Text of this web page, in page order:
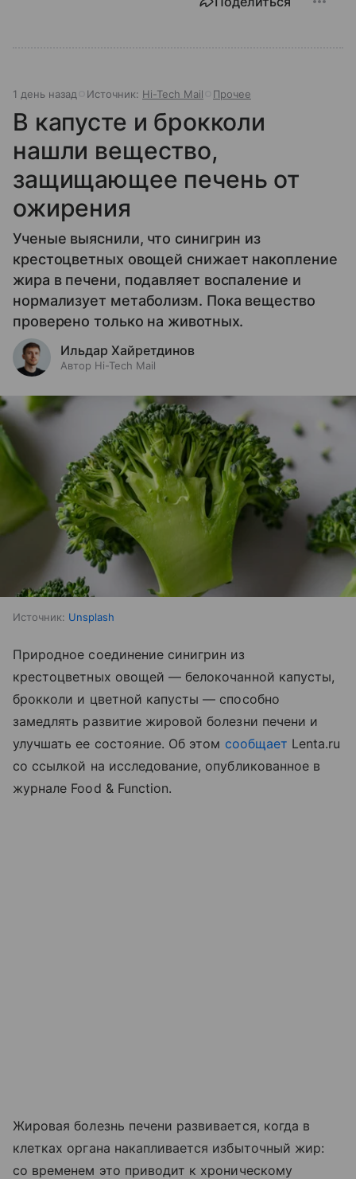
1 день назад Источник: Hi-Tech Mail Прочее
В капусте и брокколи
нашли вещество,
защищающее печень от
ожирения
Ученые выяснили, что синигрин из
крестоцветных овощей снижает накопление
жира в печени, подавляет воспаление и
нормализует метаболизм. Пока вещество
проверено только на животных.
Ильдар Хайретдинов
Автор Hi-Tech Mail
Источник: Unsplash
Природное соединение синигрин из
крестоцветных овощей — белокочанной капусты,
брокколи и цветной капусты — способно
замедлять развитие жировой болезни печени и
улучшать ее состояние. Об этом сообщает Lenta.ru
со ссылкой на исследование, опубликованное в
журнале Food & Function.
Жировая болезнь печени развивается, когда в
клетках органа накапливается избыточный жир:
со временем это приводит к хроническому